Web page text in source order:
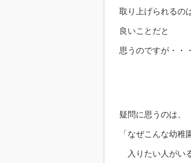
取り上げられるの
良いことだと
思うのですが・・・
疑問に思うのは、
「なぜこんな幼稚
入りたい人がい